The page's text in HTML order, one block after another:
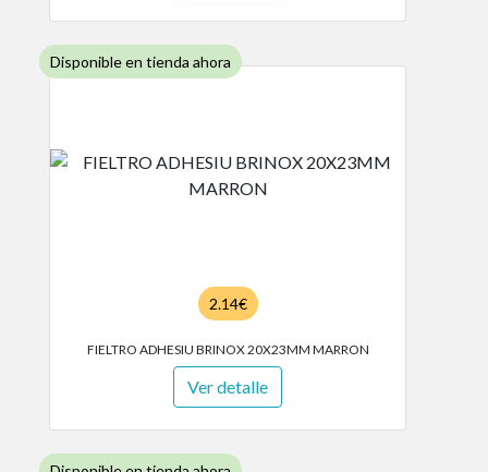
Disponible en tienda ahora
2.14€
FIELTRO ADHESIU BRINOX 20X23MM MARRON
Ver detalle